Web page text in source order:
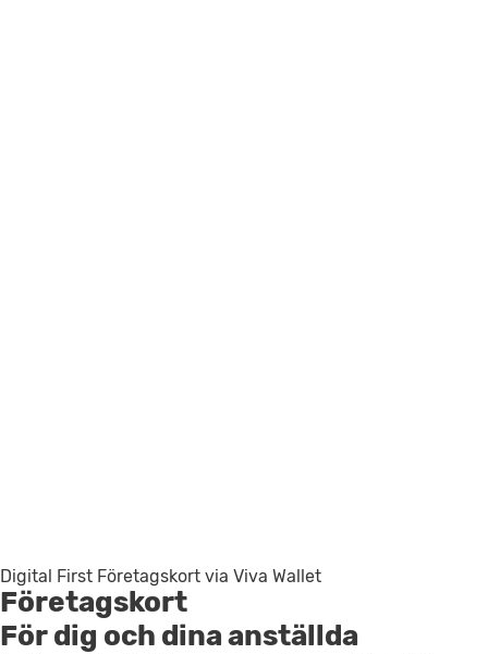
Digital First Företagskort via Viva Wallet
Företagskort
För dig och dina anställda